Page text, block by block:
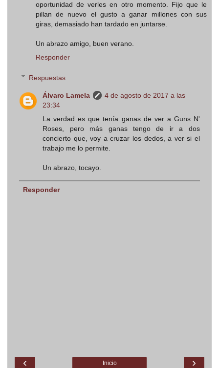
oportunidad de verles en otro momento. Fijo que le
pillan de nuevo el gusto a ganar millones con sus
giras, demasiado han tardado en juntarse.
Un abrazo amigo, buen verano.
Responder
Respuestas
Álvaro Lamela
4 de agosto de 2017 a las
23:34
La verdad es que tenía ganas de ver a Guns N'
Roses, pero más ganas tengo de ir a dos
concierto que, voy a cruzar los dedos, a ver si el
trabajo me lo permite.
Un abrazo, tocayo.
Responder
‹ ›
Inicio